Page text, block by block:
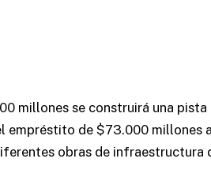
millones se construirá una pista
empréstito de $73.000 millones
obras de infraestructura